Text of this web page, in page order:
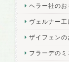
ヘラー社のお
ヴェルナー
ザイフェンの
フラーデのミ